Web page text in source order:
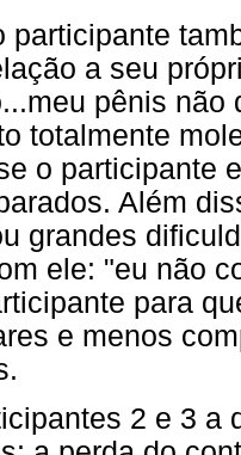
participante
a seu
pênis
totalmente
o participante
Além
grandes
ele: "eu não
para
e menos
2 e 3 a